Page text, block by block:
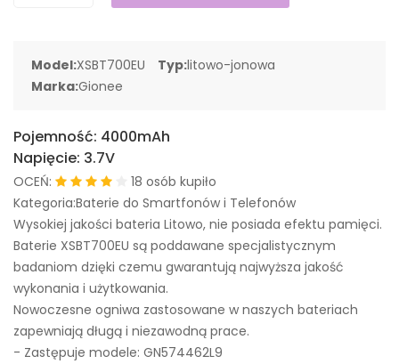
Model:XSBT700EU Typ:litowo-jonowa
Marka:Gionee
Pojemność: 4000mAh
Napięcie: 3.7V
OCEŃ:
18 osób kupiło
Kategoria:Baterie do Smartfonów i Telefonów
Wysokiej jakości bateria Litowo, nie posiada efektu pamięci.
Baterie XSBT700EU są poddawane specjalistycznym
badaniom dzięki czemu gwarantują najwyższa jakość
wykonania i użytkowania.
Nowoczesne ogniwa zastosowane w naszych bateriach
zapewniają długą i niezawodną prace.
- Zastępuje modele: GN574462L9